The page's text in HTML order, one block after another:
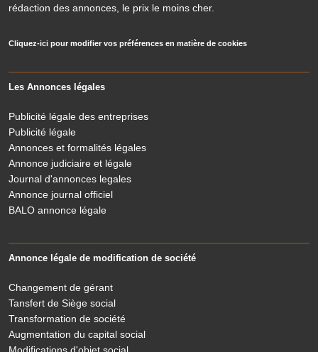
rédaction des annonces, le prix le moins cher.
Cliquez-ici pour modifier vos préférences en matière de cookies
Les Annonces légales
Publicité légale des entreprises
Publicité légale
Annonces et formalités légales
Annonce judiciaire et légale
Journal d'annonces legales
Annonce journal officiel
BALO annonce légale
Annonce légale de modification de société
Changement de gérant
Tansfert de Siège social
Transformation de société
Augmentation du capital social